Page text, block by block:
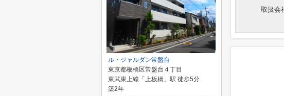
取扱会
ル・ジャルダン常盤台
東京都板橋区常盤台４丁目
東武東上線「上板橋」駅 徒歩5分
築2年